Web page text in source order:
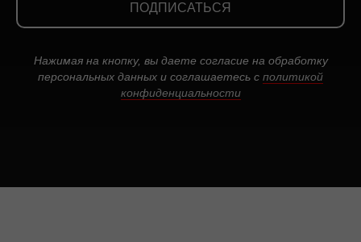
ПОДПИСАТЬСЯ
Нажимая на кнопку, вы даете согласие на обработку
персональных данных и соглашаетесь c политикой
конфиденциальности